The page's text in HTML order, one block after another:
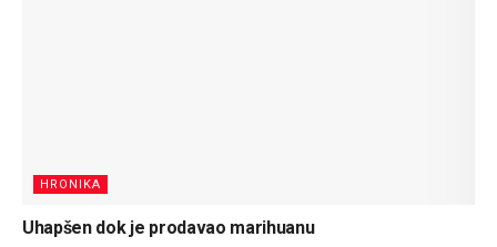
HRONIKA
Uhapšen dok je prodavao marihuanu